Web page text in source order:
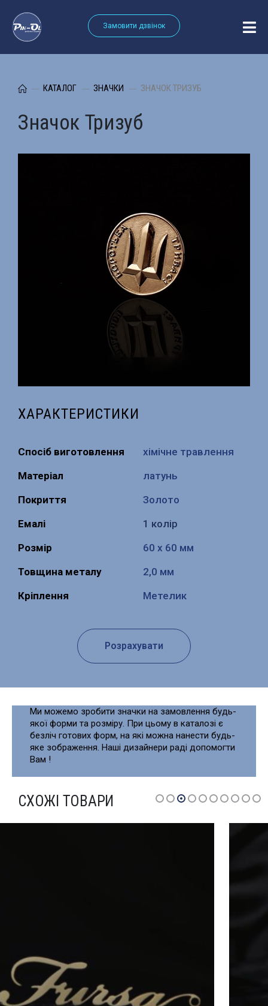
Замовити дзвінок
КАТАЛОГ ЗНАЧКИ ЗНАЧОК ТРИЗУБ
Значок Тризуб
ХАРАКТЕРИСТИКИ
Спосіб виготовлення
хімічне травлення
Матеріал
латунь
Покриття
Золото
Емалі
1 колір
Розмір
60 х 60 мм
Товщина металу
2,0 мм
Кріплення
Метелик
Розрахувати
Ми можемо зробити значки на замовлення будь-
якої форми та розміру. При цьому в каталозі є
безліч готових форм, на які можна нанести будь-
яке зображення. Наші дизайнери раді допомогти
Вам !
СХОЖІ ТОВАРИ